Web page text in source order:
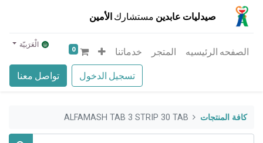
صيدليات عابدين مستشارك الأمين
تسجيل الدخول تواصل معنا
الصفحه الرئيسيه المتجر خدماتنا 0 الْعَرَبيّة
كافة المنتجات ALFAMASH TAB 3 STRIP 30 TAB